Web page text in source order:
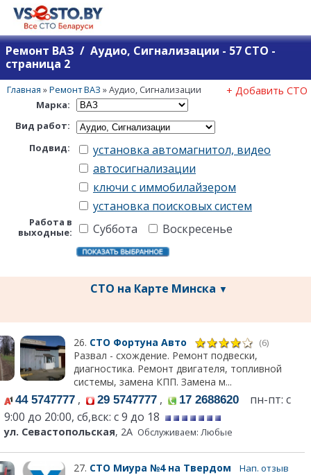
Ремонт ВАЗ / Аудио, Сигнализации - 57 СТО -
страница 2
Главная »Ремонт ВАЗ »Аудио, Сигнализации + Добавить СТО
Марка:
Вид работ:
Подвид:
установка автомагнитол, видео
автосигнализации
ключи с иммобилайзером
установка поисковых систем
Работа в
выходные:
Суббота Воскресенье
СТО на Карте Минска ▼
26. СТО Фортуна Авто (6)
Развал - схождение. Ремонт подвески,
диагностика. Ремонт двигателя, топливной
системы, замена КПП. Замена м...
44 5747777 , 29 5747777 , 17 2688620 пн-пт: с
9:00 до 20:00, сб,вск: с 9 до 18
ул. Севастопольская, 2А Обслуживаем: Любые
27. СТО Миура №4 на Твердом Нап. отзыв